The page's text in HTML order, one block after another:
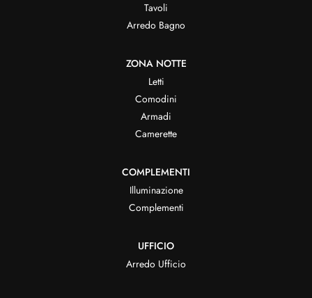
Tavoli
Arredo Bagno
ZONA NOTTE
Letti
Comodini
Armadi
Camerette
COMPLEMENTI
Illuminazione
Complementi
UFFICIO
Arredo Ufficio